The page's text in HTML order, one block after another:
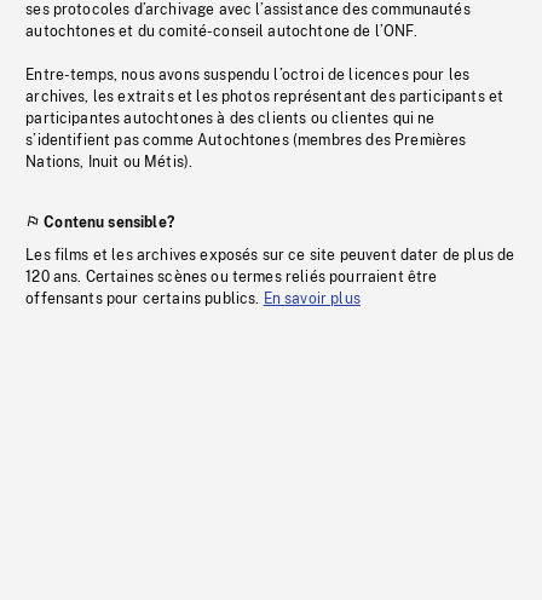
ses protocoles d’archivage avec l’assistance des communautés
autochtones et du comité-conseil autochtone de l’ONF.
Entre-temps, nous avons suspendu l’octroi de licences pour les
archives, les extraits et les photos représentant des participants et
participantes autochtones à des clients ou clientes qui ne
s’identifient pas comme Autochtones (membres des Premières
Nations, Inuit ou Métis).
Contenu sensible?
Les films et les archives exposés sur ce site peuvent dater de plus de
120 ans. Certaines scènes ou termes reliés pourraient être
offensants pour certains publics. En savoir plus